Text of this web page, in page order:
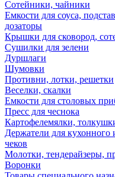
Сотейники, чайники
Емкости для соуса,
дозаторы
Крышки для сковород,
Сушилки для зелени
Дуршлаги
Шумовки
Противни, лотки, решетки
Веселки, скалки
Емкости для столовых
Пресс для чеснока
Картофелемялки,
Держатели для кухонного
чеков
Молотки, тендерайзеры,
Воронки